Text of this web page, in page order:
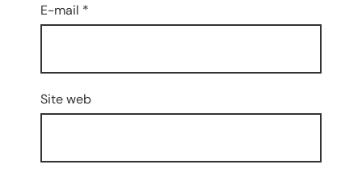
E-mail *
Site web